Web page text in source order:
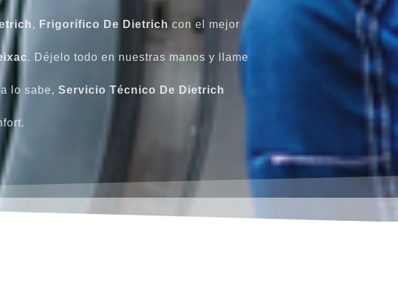
, Frigorífico De Dietrich con el mejor
. Déjelo todo en nuestras manos y llame
lo sabe, Servicio Técnico De Dietrich